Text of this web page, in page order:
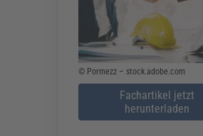
© Pormezz – stock.adobe.com
Fachartikel jetzt
herunterladen